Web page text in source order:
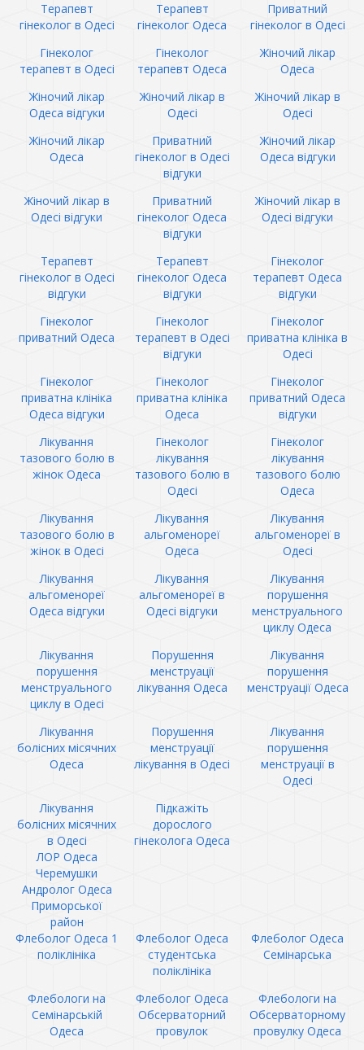
Терапевт
гінеколог в Одесі
Терапевт
гінеколог Одеса
Приватний
гінеколог в Одесі
Гінеколог
терапевт в Одесі
Гінеколог
терапевт Одеса
Жіночий лікар
Одеса
Жіночий лікар
Одеса відгуки
Жіночий лікар в
Одесі
Жіночий лікар в
Одесі
Жіночий лікар
Одеса
Приватний
гінеколог в Одесі
відгуки
Жіночий лікар
Одеса відгуки
Жіночий лікар в
Одесі відгуки
Приватний
гінеколог Одеса
відгуки
Жіночий лікар в
Одесі відгуки
Терапевт
гінеколог в Одесі
відгуки
Терапевт
гінеколог Одеса
відгуки
Гінеколог
терапевт Одеса
відгуки
Гінеколог
приватний Одеса
Гінеколог
терапевт в Одесі
відгуки
Гінеколог
приватна клініка в
Одесі
Гінеколог
приватна клініка
Одеса відгуки
Гінеколог
приватна клініка
Одеса
Гінеколог
приватний Одеса
відгуки
Лікування
тазового болю в
жінок Одеса
Гінеколог
лікування
тазового болю в
Одесі
Гінеколог
лікування
тазового болю
Одеса
Лікування
тазового болю в
жінок в Одесі
Лікування
альгоменореї
Одеса
Лікування
альгоменореї в
Одесі
Лікування
альгоменореї
Одеса відгуки
Лікування
альгоменореї в
Одесі відгуки
Лікування
порушення
менструального
циклу Одеса
Лікування
порушення
менструального
циклу в Одесі
Порушення
менструації
лікування Одеса
Лікування
порушення
менструації Одеса
Лікування
болісних місячних
Одеса
Порушення
менструації
лікування в Одесі
Лікування
порушення
менструації в
Одесі
Лікування
болісних місячних
в Одесі
Підкажіть
дорослого
гінеколога Одеса
ЛОР Одеса
Черемушки
Андролог Одеса
Приморської
район
Флеболог Одеса 1
поліклініка
Флеболог Одеса
студентська
поліклініка
Флеболог Одеса
Семінарська
Флебологи на
Семінарській
Одеса
Флеболог Одеса
Обсерваторний
провулок
Флебологи на
Обсерваторному
провулку Одеса